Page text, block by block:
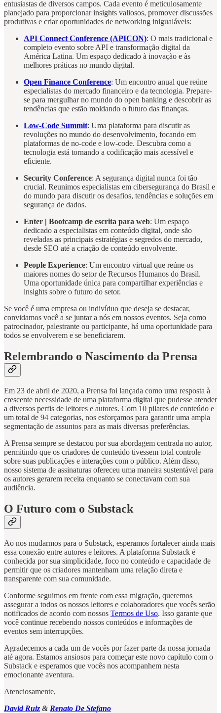
entusiastas de diversos campos. Cada evento é meticulosamente
planejado para proporcionar insights valiosos, promover discussões
produtivas e criar oportunidades de networking inigualáveis:
API Connect Conference (APICON): O mais tradicional e
completo evento sobre API e transformação digital da
América Latina. Um espaço dedicado à inovação e às
melhores práticas no mundo digital.
Open Finance Conference: Um encontro anual que reúne
especialistas do mercado financeiro e da tecnologia. Prepare-
se para mergulhar no mundo do open banking e descobrir as
tendências que estão moldando o futuro das finanças.
Low-Code Summit: Uma plataforma para discutir as
revoluções no mundo do desenvolvimento, focando em
plataformas de no-code e low-code. Descubra como a
tecnologia está tornando a codificação mais acessível e
eficiente.
Security Conference: A segurança digital nunca foi tão
crucial. Reunimos especialistas em cibersegurança do Brasil e
do mundo para discutir os desafios, tendências e soluções em
segurança de dados.
Enter | Bootcamp de escrita para web: Um espaço
dedicado a especialistas em conteúdo digital, onde são
reveladas as principais estratégias e segredos do mercado,
desde SEO até a criação de conteúdo envolvente.
People Experience: Um encontro virtual que reúne os
maiores nomes do setor de Recursos Humanos do Brasil.
Uma oportunidade única para compartilhar experiências e
insights sobre o futuro do setor.
Se você é uma empresa ou indivíduo que deseja se destacar,
convidamos você a se juntar a nós em nossos eventos. Seja como
patrocinador, palestrante ou participante, há uma oportunidade para
todos se envolverem e se beneficiarem.
Relembrando o Nascimento da Prensa
Em 23 de abril de 2020, a Prensa foi lançada como uma resposta à
crescente necessidade de uma plataforma digital que pudesse atender
a diversos perfis de leitores e autores. Com 10 pilares de conteúdo e
um total de 94 categorias, nos esforçamos para garantir uma ampla
segmentação de assuntos para as mais diversas preferências.
A Prensa sempre se destacou por sua abordagem centrada no autor,
permitindo que os criadores de conteúdo tivessem total controle
sobre suas publicações e interações com o público. Além disso,
nosso sistema de assinaturas ofereceu uma maneira sustentável para
os autores gerarem receita enquanto se conectavam com sua
audiência.
O Futuro com o Substack
Ao nos mudarmos para o Substack, esperamos fortalecer ainda mais
essa conexão entre autores e leitores. A plataforma Substack é
conhecida por sua simplicidade, foco no conteúdo e capacidade de
permitir que os criadores mantenham uma relação direta e
transparente com sua comunidade.
Conforme seguimos em frente com essa migração, queremos
assegurar a todos os nossos leitores e colaboradores que vocês serão
notificados de acordo com nossos Termos de Uso. Isso garante que
você continue recebendo nossos conteúdos e informações de
eventos sem interrupções.
Agradecemos a cada um de vocês por fazer parte da nossa jornada
até agora. Estamos ansiosos para começar este novo capítulo com o
Substack e esperamos que vocês nos acompanhem nesta
emocionante aventura.
Atenciosamente,
David Ruiz & Renato De Stefano